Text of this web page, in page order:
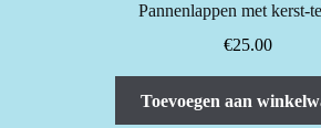
Pannenlappen met kerst-
€25.00
Toevoegen aan